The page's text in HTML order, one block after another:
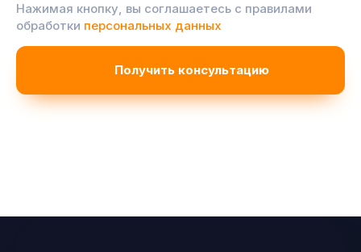
Нажимая кнопку, вы соглашаетесь с правилами
обработки персональных данных